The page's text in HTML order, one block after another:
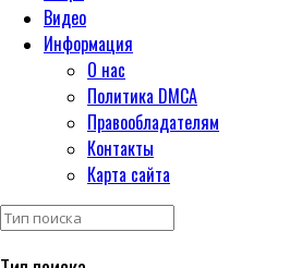
Видео
Информация
О нас
Политика DMCA
Правообладателям
Контакты
Карта сайта